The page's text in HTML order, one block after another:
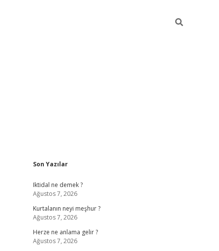
Sidebar
Son Yazılar
Iktidal ne demek ?
Ağustos 7, 2026
Kurtalanın neyi meşhur ?
Ağustos 7, 2026
Herze ne anlama gelir ?
Ağustos 7, 2026